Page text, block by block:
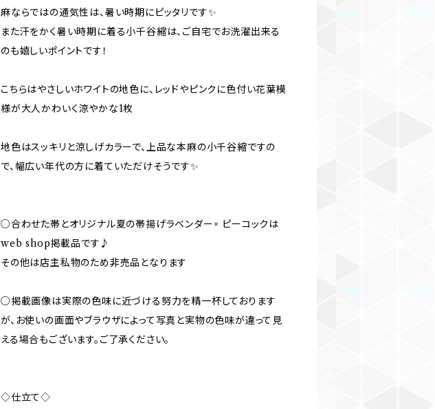
麻ならではの通気性は、暑い時期にピッタリです✨
また汗をかく暑い時期に着る小千谷縮は、ご自宅でお洗濯出来る
のも嬉しいポイントです！
こちらはやさしいホワイトの地色に、レッドやピンクに色付い花葉模
様が大人かわいく涼やかな1枚
地色はスッキリと涼しげカラーで、上品な本麻の小千谷縮ですの
で、幅広い年代の方に着ていただけそうです✨
○合わせた帯とオリジナル夏の帯揚げラベンダー× ピーコックは
web shop掲載品です♪
その他は店主私物のため非売品となります
○掲載画像は実際の色味に近づける努力を精一杯しております
が、お使いの画面やブラウザによって写真と実物の色味が違って見
える場合もございます。ご了承ください。
◇仕立て◇